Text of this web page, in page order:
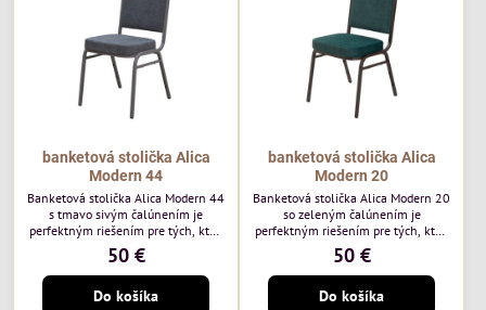
banketová stolička Alica
Modern 44
Banketová stolička Alica Modern 44
s tmavo sivým čalúnením je
perfektným riešením pre tých, ktorí
si cenia vysokú kvalitu a jedinečný
dizajn. Stolička je výnimočná
použitím vysoko kvalitného tmavo
sivého zamatového čalúnenia od
50 €
Do košíka
banketová stolička Alica
Modern 20
Banketová stolička Alica Modern 20
so zeleným čalúnením je
perfektným riešením pre tých, ktorí
si cenia vysokú kvalitu a jedinečný
dizajn. Stolička je výnimočná
použitím vysoko kvalitného tmavo
zeleného zamatového čalúnenia od
50 €
Do košíka